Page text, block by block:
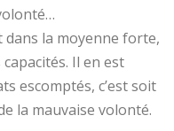
la moyenne forte,
Il en est
escomptés, c’est soit
la mauvaise volonté.